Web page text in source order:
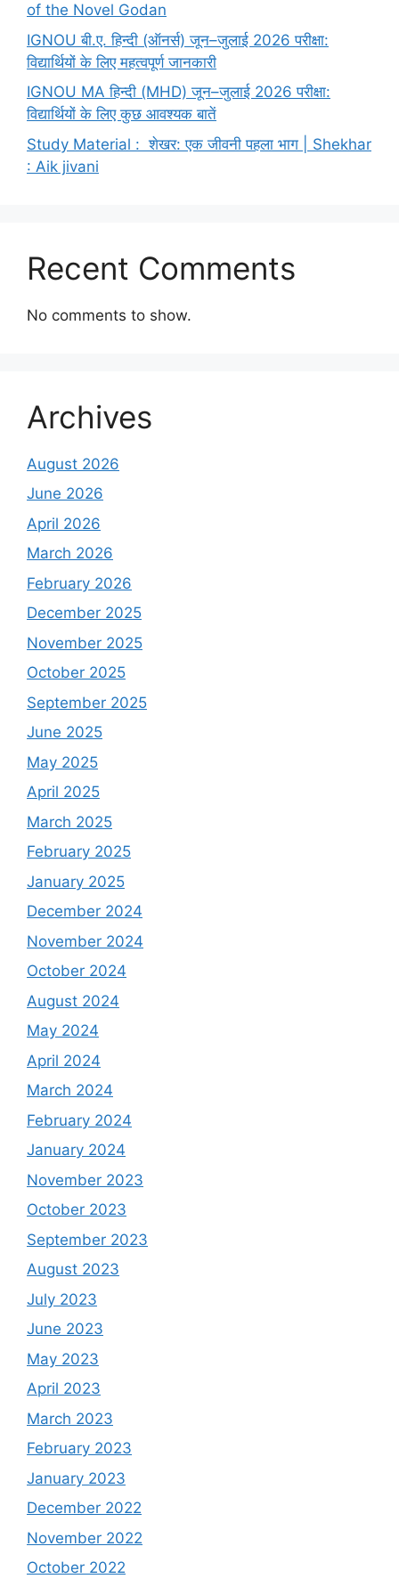
of the Novel Godan
IGNOU बी.ए. हिन्दी (ऑनर्स) जून–जुलाई 2026 परीक्षा:
विद्यार्थियों के लिए महत्वपूर्ण जानकारी
IGNOU MA हिन्दी (MHD) जून–जुलाई 2026 परीक्षा:
विद्यार्थियों के लिए कुछ आवश्यक बातें
Study Material : शेखर: एक जीवनी पहला भाग | Shekhar
: Aik jivani
Recent Comments
No comments to show.
Archives
August 2026
June 2026
April 2026
March 2026
February 2026
December 2025
November 2025
October 2025
September 2025
June 2025
May 2025
April 2025
March 2025
February 2025
January 2025
December 2024
November 2024
October 2024
August 2024
May 2024
April 2024
March 2024
February 2024
January 2024
November 2023
October 2023
September 2023
August 2023
July 2023
June 2023
May 2023
April 2023
March 2023
February 2023
January 2023
December 2022
November 2022
October 2022